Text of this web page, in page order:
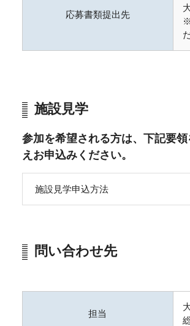
応募書類提出先
施設見学
参加を希望される方は、下記要領
えお申込みください。
施設見学申込方法
問い合わせ先
担当